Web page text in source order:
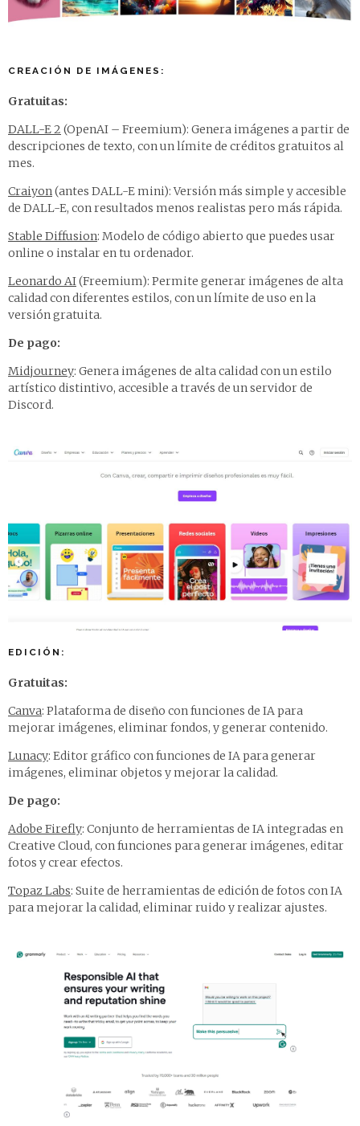
CREACIÓN DE IMÁGENES:
Gratuitas:
DALL-E 2 (OpenAI – Freemium): Genera imágenes a partir de
descripciones de texto, con un límite de créditos gratuitos al
mes.
Craiyon(antes DALL-E mini): Versión más simple y accesible
de DALL-E, con resultados menos realistas pero más rápida.
Stable Diffusion: Modelo de código abierto que puedes usar
online o instalar en tu ordenador.
Leonardo AI(Freemium): Permite generar imágenes de alta
calidad con diferentes estilos, con un límite de uso en la
versión gratuita.
De pago:
Midjourney: Genera imágenes de alta calidad con un estilo
artístico distintivo, accesible a través de un servidor de
Discord.
EDICIÓN:
Gratuitas:
Canva: Plataforma de diseño con funciones de IA para
mejorar imágenes, eliminar fondos, y generar contenido.
Lunacy: Editor gráfico con funciones de IA para generar
imágenes, eliminar objetos y mejorar la calidad.
De pago:
Adobe Firefly: Conjunto de herramientas de IA integradas en
Creative Cloud, con funciones para generar imágenes, editar
fotos y crear efectos.
Topaz Labs: Suite de herramientas de edición de fotos con IA
para mejorar la calidad, eliminar ruido y realizar ajustes.